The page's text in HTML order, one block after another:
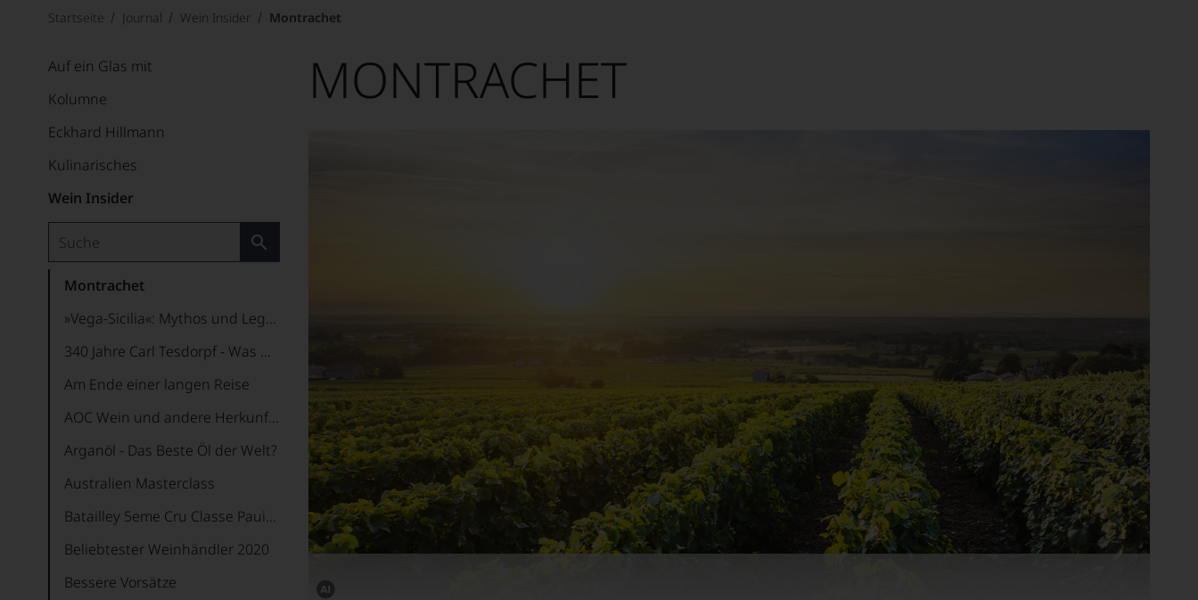
Startseite Journal Wein Insider Montrachet
Auf ein Glas mit
Kolumne
Eckhard Hillmann
Kulinarisches
Wein Insider
Montrachet
»Vega-Sicilia«: Mythos und Legende zugleich
340 Jahre Carl Tesdorpf - Was war damals los?
Am Ende einer langen Reise
AOC Wein und andere Herkunftsbezeichnungen in Frankreich
Arganöl - Das Beste Öl der Welt?
Australien Masterclass
Batailley 5eme Cru Classe Pauillac Tasting WineBANK Hamburg
Beliebtester Weinhändler 2020
Bessere Vorsätze
MONTRACHET